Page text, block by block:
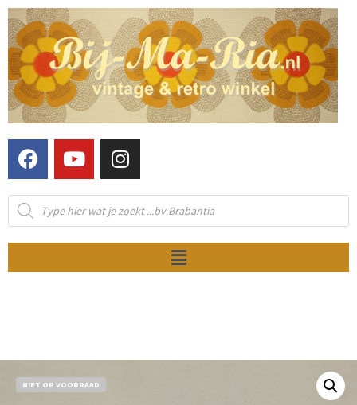
NIET OP VOORRAAD